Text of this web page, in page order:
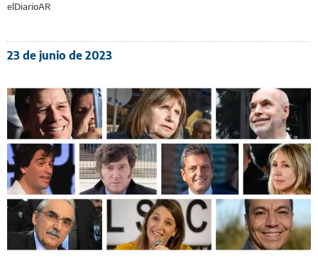
elDiarioAR
23 de junio de 2023